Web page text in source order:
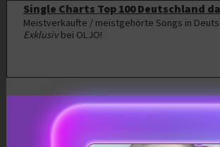
Single Charts Top 100 Deutschland
Meistverkaufte / meistgehörte Songs in
Exklusivbei OLJO!